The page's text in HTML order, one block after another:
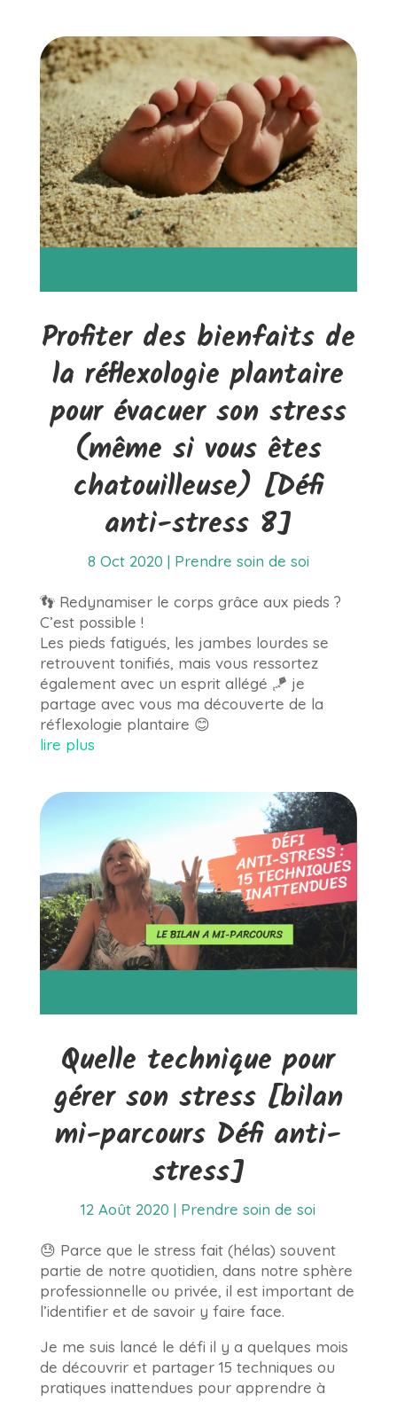
Profiter des bienfaits de
la réflexologie plantaire
pour évacuer son stress
(même si vous êtes
chatouilleuse) [Défi
anti-stress 8]
8 Oct 2020 | Prendre soin de soi
👣 Redynamiser le corps grâce aux pieds ?
C’est possible !
Les pieds fatigués, les jambes lourdes se
retrouvent tonifiés, mais vous ressortez
également avec un esprit allégé 🪁 je
partage avec vous ma découverte de la
réflexologie plantaire 😊
lire plus
Quelle technique pour
gérer son stress [bilan
mi-parcours Défi anti-
stress]
12 Août 2020 | Prendre soin de soi
😓 Parce que le stress fait (hélas) souvent
partie de notre quotidien, dans notre sphère
professionnelle ou privée, il est important de
l’identifier et de savoir y faire face.
Je me suis lancé le défi il y a quelques mois
de découvrir et partager 15 techniques ou
pratiques inattendues pour apprendre à